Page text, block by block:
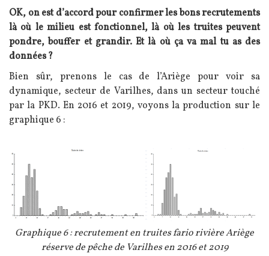
OK, on est d’accord pour confirmer les bons recrutements
là où le milieu est fonctionnel, là où les truites peuvent
pondre, bouffer et grandir. Et là où ça va mal tu as des
données ?
Bien sûr, prenons le cas de l’Ariège pour voir sa
dynamique, secteur de Varilhes, dans un secteur touché
par la PKD. En 2016 et 2019, voyons la production sur le
graphique 6 :
Image
Légende
Graphique 6 : recrutement en truites fario rivière Ariège
réserve de pêche de Varilhes en 2016 et 2019